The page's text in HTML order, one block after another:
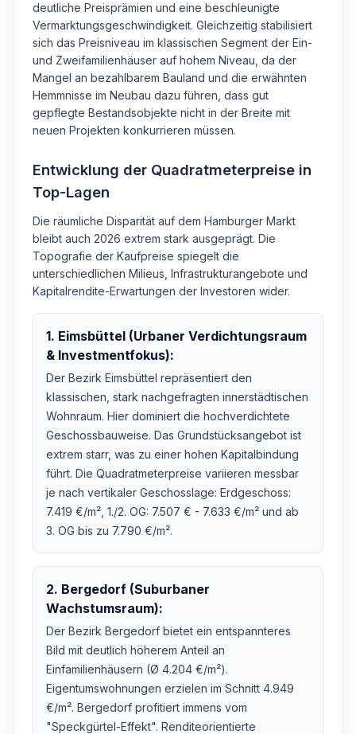
deutliche Preisprämien und eine beschleunigte
Vermarktungsgeschwindigkeit. Gleichzeitig stabilisiert
sich das Preisniveau im klassischen Segment der Ein-
und Zweifamilienhäuser auf hohem Niveau, da der
Mangel an bezahlbarem Bauland und die erwähnten
Hemmnisse im Neubau dazu führen, dass gut
gepflegte Bestandsobjekte nicht in der Breite mit
neuen Projekten konkurrieren müssen.
Entwicklung der Quadratmeterpreise in
Top-Lagen
Die räumliche Disparität auf dem Hamburger Markt
bleibt auch 2026 extrem stark ausgeprägt. Die
Topografie der Kaufpreise spiegelt die
unterschiedlichen Milieus, Infrastrukturangebote und
Kapitalrendite-Erwartungen der Investoren wider.
1. Eimsbüttel (Urbaner Verdichtungsraum
& Investmentfokus):
Der Bezirk Eimsbüttel repräsentiert den
klassischen, stark nachgefragten innerstädtischen
Wohnraum. Hier dominiert die hochverdichtete
Geschossbauweise. Das Grundstücksangebot ist
extrem starr, was zu einer hohen Kapitalbindung
führt. Die Quadratmeterpreise variieren messbar
je nach vertikaler Geschosslage: Erdgeschoss:
7.419 €/m², 1./2. OG: 7.507 € - 7.633 €/m² und ab
3. OG bis zu 7.790 €/m².
2. Bergedorf (Suburbaner
Wachstumsraum):
Der Bezirk Bergedorf bietet ein entspannteres
Bild mit deutlich höherem Anteil an
Einfamilienhäusern (Ø 4.204 €/m²).
Eigentumswohnungen erzielen im Schnitt 4.949
€/m². Bergedorf profitiert immens vom
"Speckgürtel-Effekt". Renditeorientierte